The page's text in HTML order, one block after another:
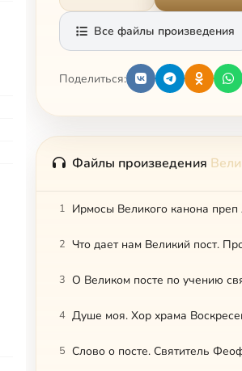
Все файлы произведения
Поделиться:
Файлы произведения
1 Ирмосы Великого канона
2 Что дает нам Великий пост.
3 О Великом посте по учению
4 Душе моя. Хор храма
5 Слово о посте. Святитель